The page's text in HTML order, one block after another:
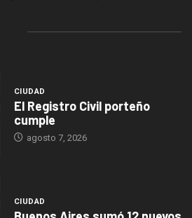
CIUDAD
El Registro Civil porteño
cumple
agosto 7, 2026
CIUDAD